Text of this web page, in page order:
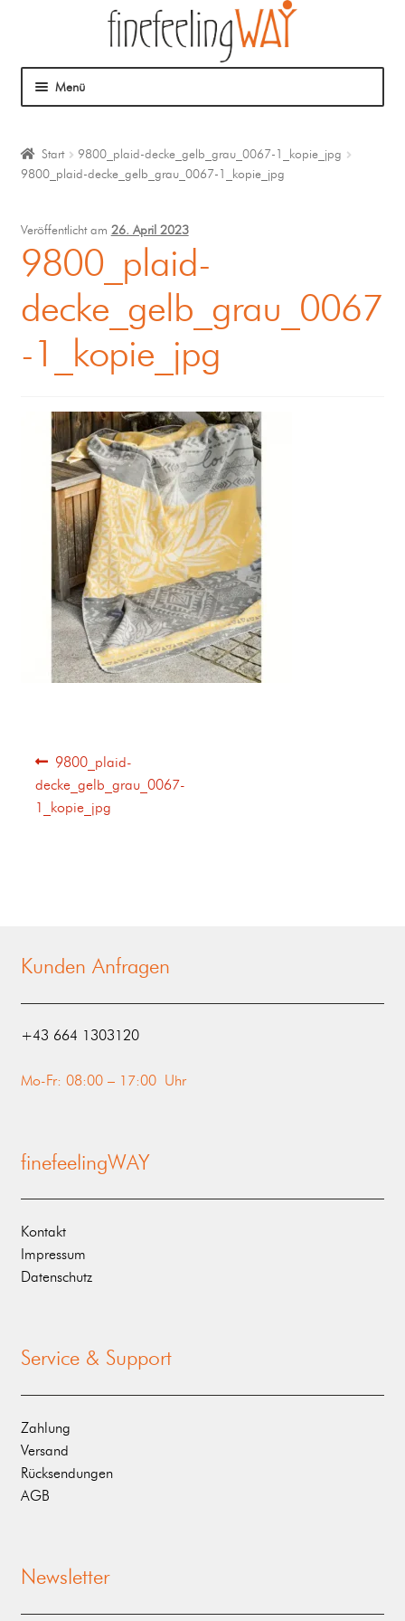
Menü
Mein Angebot
Coaching
Klangmassage
Start
9800_plaid-decke_gelb_grau_0067-1_kopie_jpg
9800_plaid-decke_gelb_grau_0067-1_kopie_jpg
Veröffentlicht am 26. April 2023
9800_plaid-
decke_gelb_grau_0067
-1_kopie_jpg
9800_plaid-
decke_gelb_grau_0067-
1_kopie_jpg
Kunden Anfragen
‭+43 664 1303120‬
Mo-Fr: 08:00 – 17:00 Uhr
finefeelingWAY
Kontakt
Impressum
Datenschutz
Service & Support
Zahlung
Versand
Rücksendungen
AGB
Newsletter